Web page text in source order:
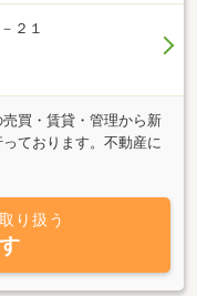
２１
買・賃貸・管理から新
ております。不動産に
さい。地元業者の豊富
り扱う